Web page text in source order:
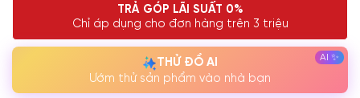
TRẢ GÓP LÃI SUẤT 0%
Chỉ áp dụng cho đơn hàng trên 3 triệu
THỬ ĐỒ AI
Ướm thử sản phẩm vào nhà bạn